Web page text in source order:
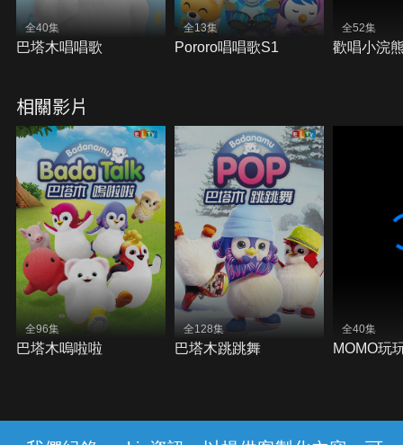
全40集
巴塔木唱唱歌
全13集
Pororo唱唱歌S1
全52集
歡唱小浣
相關影片
全96集
巴塔木嗚啦啦
全128集
巴塔木跳跳舞
全40集
MOMO玩